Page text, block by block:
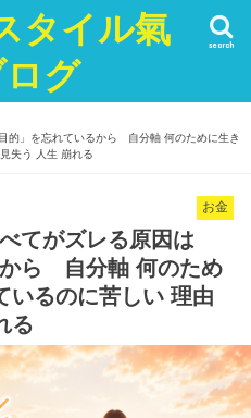
タイル氣
グ
search
的」を忘れているから 自分軸 何のために生き
失う 人生 崩れる
お金
てがズレる原因は
から 自分軸 何のため
いるのに苦しい 理由
る